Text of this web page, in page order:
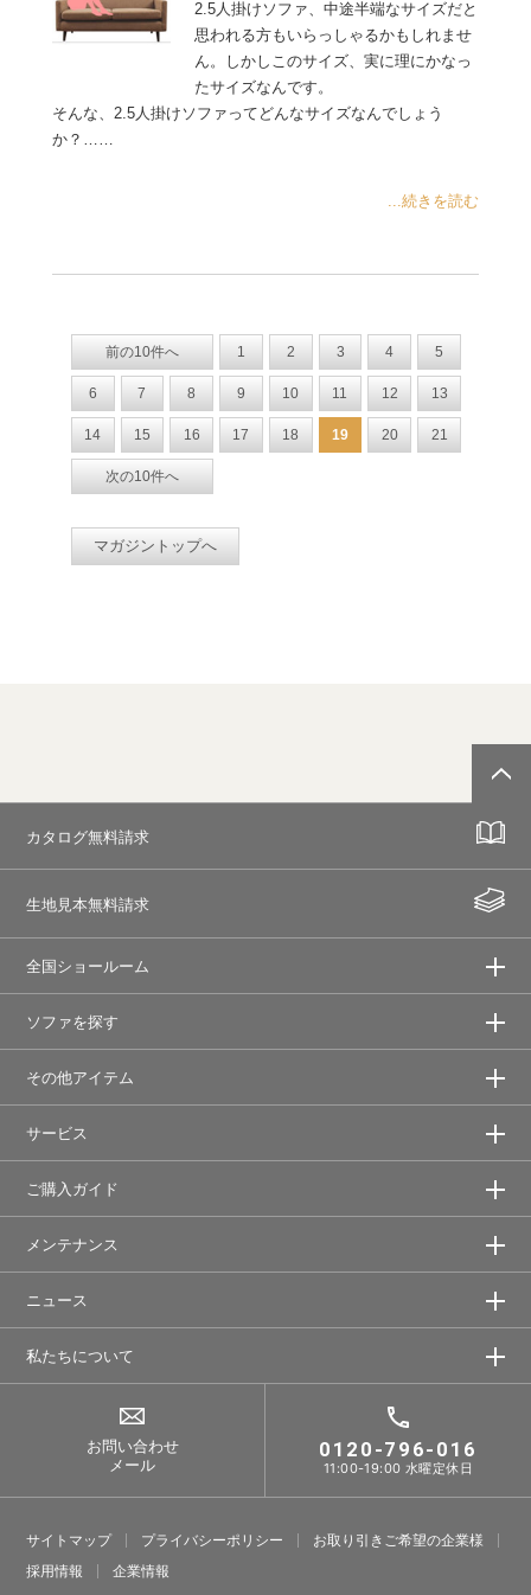
2.5人掛けソファ、中途半端なサイズだと
思われる方もいらっしゃるかもしれませ
ん。しかしこのサイズ、実に理にかなっ
たサイズなんです。
そんな、2.5人掛けソファってどんなサイズなんでしょう
か？……
...続きを読む
前の10件へ 1 2 3 4 5
6 7 8 9 10 11 12 13
14 15 16 17 18 19 20 21
次の10件へ
マガジントップへ
カタログ無料請求
生地見本無料請求
全国ショールーム
ソファを探す
その他アイテム
サービス
ご購入ガイド
メンテナンス
ニュース
私たちについて
お問い合わせ
メール
0120-796-016
11:00-19:00 水曜定休日
サイトマップ プライバシーポリシー
お取り引きご希望の企業様
採⽤情報
企業情報